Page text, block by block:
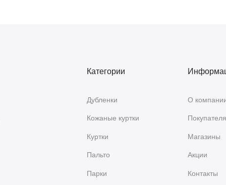
Категории
Дубленки
Кожаные куртки
Куртки
Пальто
Парки
О
Магазины
Акции
Контакты